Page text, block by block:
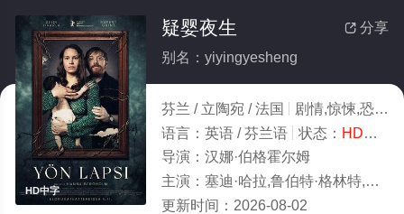
HD中字
 分享
疑婴夜生
别名：yiyingyesheng
芬兰 / 立陶宛 / 法国 剧情,惊悚,恐怖
语言： 英语 / 芬兰语 状态： HD中字
导演： 汉娜·伯格霍尔姆
主演： 塞迪·哈拉,鲁伯特·格林特,帕梅拉·托拉,皮尔科·赛西欧,丽贝卡·莱西,
更新时间： 2026-08-02